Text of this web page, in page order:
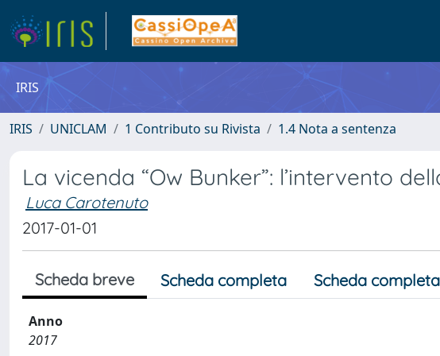
IRIS
IRIS UNICLAM 1 Contributo su Rivista 1.4 Nota a sentenza
La vicenda “Ow Bunker”: l’intervento
Luca Carotenuto
2017-01-01
Scheda breve Scheda completa Scheda
Anno
2017